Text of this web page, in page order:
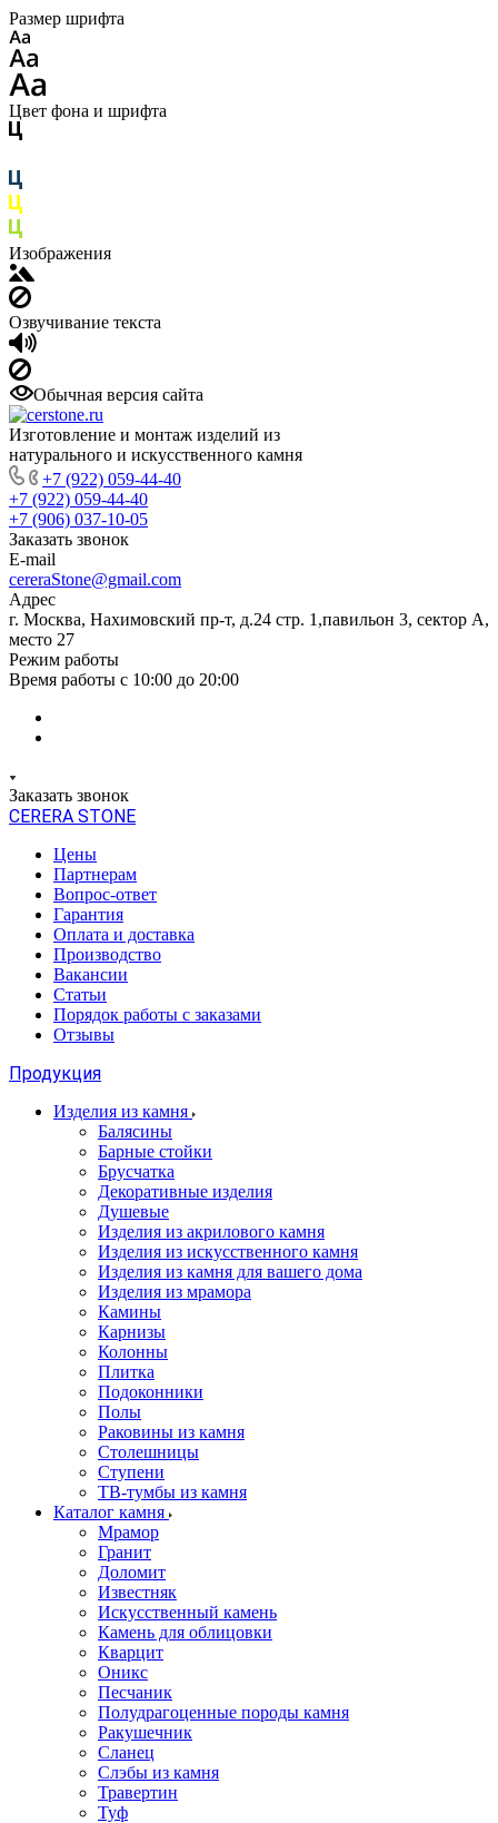
Размер шрифта
Цвет фона и шрифта
Изображения
Озвучивание текста
Обычная версия сайта
Изготовление и монтаж изделий из
натурального и искусственного камня
+7 (922) 059-44-40
+7 (922) 059-44-40
+7 (906) 037-10-05
Заказать звонок
E-mail
cereraStone@gmail.com
Адрес
г. Москва, Нахимовский пр-т, д.24 стр. 1,павильон 3, сектор А,
место 27
Режим работы
Время работы с 10:00 до 20:00
Заказать звонок
CERERA STONE
Цены
Партнерам
Вопрос-ответ
Гарантия
Оплата и доставка
Производство
Вакансии
Статьи
Порядок работы с заказами
Отзывы
Продукция
Изделия из камня
Балясины
Барные стойки
Брусчатка
Декоративные изделия
Душевые
Изделия из акрилового камня
Изделия из искусственного камня
Изделия из камня для вашего дома
Изделия из мрамора
Камины
Карнизы
Колонны
Плитка
Подоконники
Полы
Раковины из камня
Столешницы
Ступени
ТВ-тумбы из камня
Каталог камня
Мрамор
Гранит
Доломит
Известняк
Искусственный камень
Камень для облицовки
Кварцит
Оникс
Песчаник
Полудрагоценные породы камня
Ракушечник
Сланец
Слэбы из камня
Травертин
Туф